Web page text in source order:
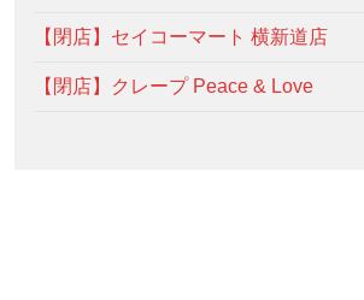
【閉店】セイコーマート 横新道店
【閉店】クレープ Peace & Love